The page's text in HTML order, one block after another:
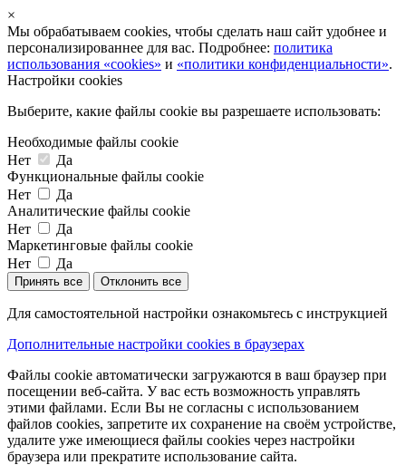
×
Мы обрабатываем cookies, чтобы сделать наш сайт удобнее и
персонализированнее для вас. Подробнее: политика
использования «cookies» и «политики конфиденциальности».
Настройки cookies
Выберите, какие файлы cookie вы разрешаете использовать:
Необходимые файлы cookie
Нет
Да
Функциональные файлы cookie
Нет
Да
Аналитические файлы cookie
Нет
Да
Маркетинговые файлы cookie
Нет
Да
Принять все Отклонить все
Для самостоятельной настройки ознакомьтесь с инструкцией
Дополнительные настройки cookies в браузерах
Файлы cookie автоматически загружаются в ваш браузер при
посещении веб-сайта. У вас есть возможность управлять
этими файлами. Если Вы не согласны с использованием
файлов cookies, запретите их сохранение на своём устройстве,
удалите уже имеющиеся файлы cookies через настройки
браузера или прекратите использование сайта.